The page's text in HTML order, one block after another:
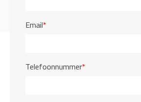
Email*
Telefoonnummer*